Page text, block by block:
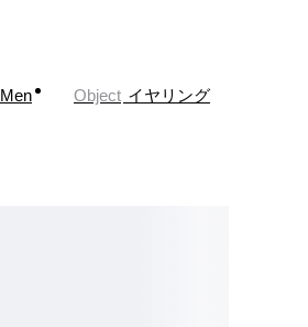
Men Object イヤリング